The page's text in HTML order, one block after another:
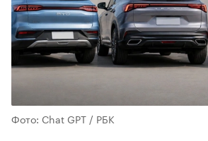
Фото: Chat GPT / РБК